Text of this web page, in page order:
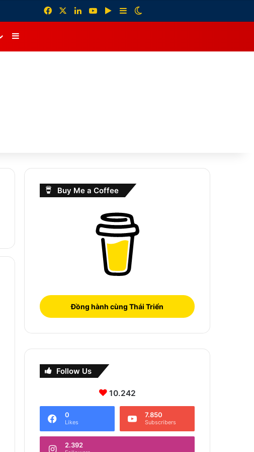
FacebookLinkedInYouTubeGoogle Play
Sidebar
Sidebar
Buy Me a Coffee
Đồng hành cùng Thái Triển
Follow Us
10.242
0
Likes
7.850
Subscribers
2.392